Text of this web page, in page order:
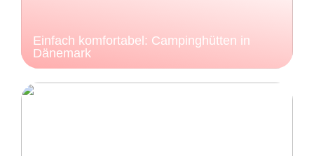
Einfach komfortabel: Campinghütten in
Dänemark